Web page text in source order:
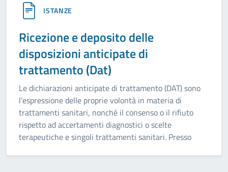
ISTANZE
Ricezione e deposito delle
disposizioni anticipate di
trattamento (Dat)
Le dichiarazioni anticipate di trattamento (DAT) sono
l’espressione delle proprie volontà in materia di
trattamenti sanitari, nonché il consenso o il rifiuto
rispetto ad accertamenti diagnostici o scelte
terapeutiche e singoli trattamenti sanitari. Presso